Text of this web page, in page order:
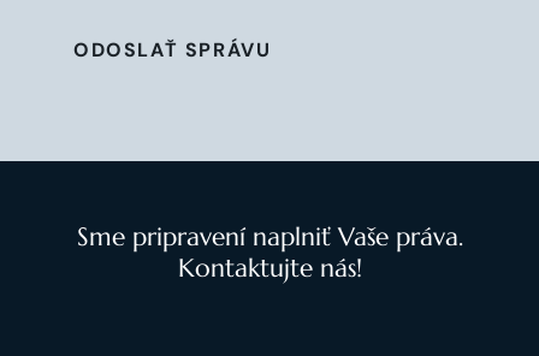
ODOSLAŤ SPRÁVU
Sme pripravení naplniť Vaše práva.
Kontaktujte nás!